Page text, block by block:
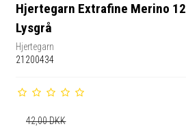
Hjertegarn Extrafine Merino
Lysgrå
Hjertegarn
21200434
42,00 DKK